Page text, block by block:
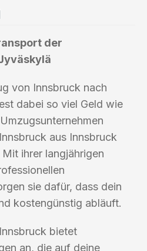
der
von Innsbruck nach
dabei so viel Geld wie
aus Innsbruck
ihrer langjährigen
sie dafür, dass dein
kostengünstig abläuft.
bietet
an, die auf deine